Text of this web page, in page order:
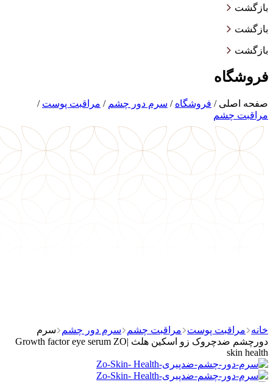
بازگشت
بازگشت
بازگشت
فروشگاه
صفحه اصلی / فروشگاه / سرم دور چشم / مراقبت پوست /
مراقبت چشم
خانه مراقبت پوست مراقبت چشم سرم دور چشم
سرم
دورچشم ضدچروک زو اسکین هلث |Growth factor eye serum ZO
skin health